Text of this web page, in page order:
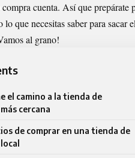
cuenta. Así que
lo que necesitas saber para
al grano!
el camino a la tienda de
cercana
de comprar en una tienda de